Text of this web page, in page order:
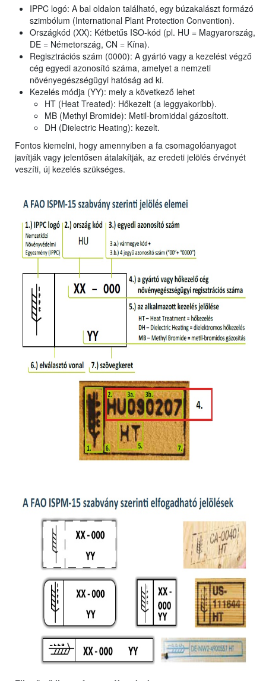
IPPC logó: A bal oldalon található, egy búzakalászt formázó
szimbólum (International Plant Protection Convention).
Országkód (XX): Kétbetűs ISO-kód (pl. HU = Magyarország,
DE = Németország, CN = Kína).
Regisztrációs szám (0000): A gyártó vagy a kezelést végző
cég egyedi azonosító száma, amelyet a nemzeti
növényegészségügyi hatóság ad ki.
Kezelés módja (YY): mely a következő lehet
HT (Heat Treated): Hőkezelt (a leggyakoribb).
MB (Methyl Bromide): Metil-bromiddal gázosított.
DH (Dielectric Heating): kezelt.
Fontos kiemelni, hogy amennyiben a fa csomagolóanyagot
javítják vagy jelentősen átalakítják, az eredeti jelölés érvényét
veszíti, új kezelés szükséges.